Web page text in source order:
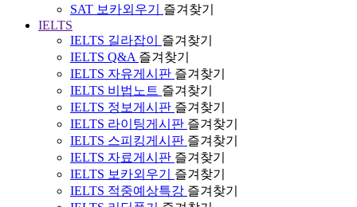
SAT 보카외우기
즐겨찾기
IELTS
IELTS 길라잡이
즐겨찾기
IELTS Q&A 즐겨찾기
IELTS 자유게시판 즐겨찾기
IELTS 비법노트 즐겨찾기
IELTS 정보게시판 즐겨찾기
IELTS 라이팅게시판 즐겨찾기
IELTS 스피킹게시판 즐겨찾기
IELTS 자료게시판 즐겨찾기
IELTS 보카외우기
즐겨찾기
IELTS 적중예상특강 즐겨찾기